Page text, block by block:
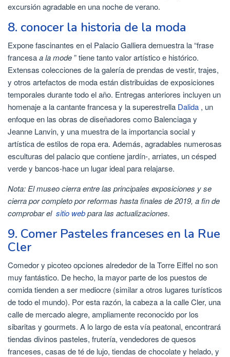
excursión agradable en una noche de verano.
8. conocer la historia de la moda
Expone fascinantes en el Palacio Galliera demuestra la “frase
francesaa la mode” tiene tanto valor artístico e histórico.
Extensas colecciones de la galería de prendas de vestir, trajes,
y otros artefactos de moda están distribuidas de exposiciones
temporales durante todo el año. Entregas anteriores incluyen un
homenaje a la cantante francesa y la superestrella Dalida , un
enfoque en las obras de diseñadores como Balenciaga y
Jeanne Lanvin, y una muestra de la importancia social y
artística de estilos de ropa era. Además, agradables numerosas
esculturas del palacio que contiene jardín-, arriates, un césped
verde y bancos-hace un lugar ideal para relajarse.
Nota: El museo cierra entre las principales exposiciones y se
cierra por completo por reformas hasta finales de 2019, a fin de
comprobar el sitio webpara las actualizaciones.
9. Comer Pasteles franceses en la Rue
Cler
Comedor y picoteo opciones alrededor de la Torre Eiffel no son
muy fantástico. De hecho, la mayor parte de los puestos de
comida tienden a ser mediocre (similar a otros lugares turísticos
de todo el mundo). Por esta razón, la cabeza a la calle Cler, una
calle de mercado alegre, ampliamente reconocido por los
sibaritas y gourmets. A lo largo de esta vía peatonal, encontrará
tiendas divinos pasteles, frutería, vendedores de quesos
franceses, casas de té de lujo, tiendas de chocolate y helado, y